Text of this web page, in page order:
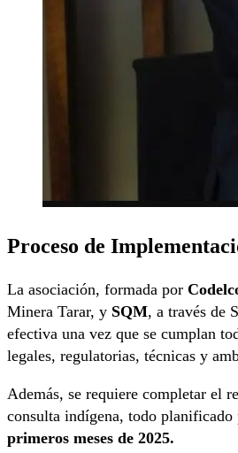
Proceso de
La asociación, formada por
Minera Tarar, y SQM, a través de
efectiva una vez que se cumplan
legales, regulatorias, técnicas y
Además, se requiere completar el
consulta indígena, todo planificado
primeros meses de 2025.